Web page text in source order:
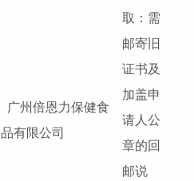
广州倍恩力保健食
品有限公司
取：需
邮寄旧
证书及
加盖申
请人公
章的回
邮说